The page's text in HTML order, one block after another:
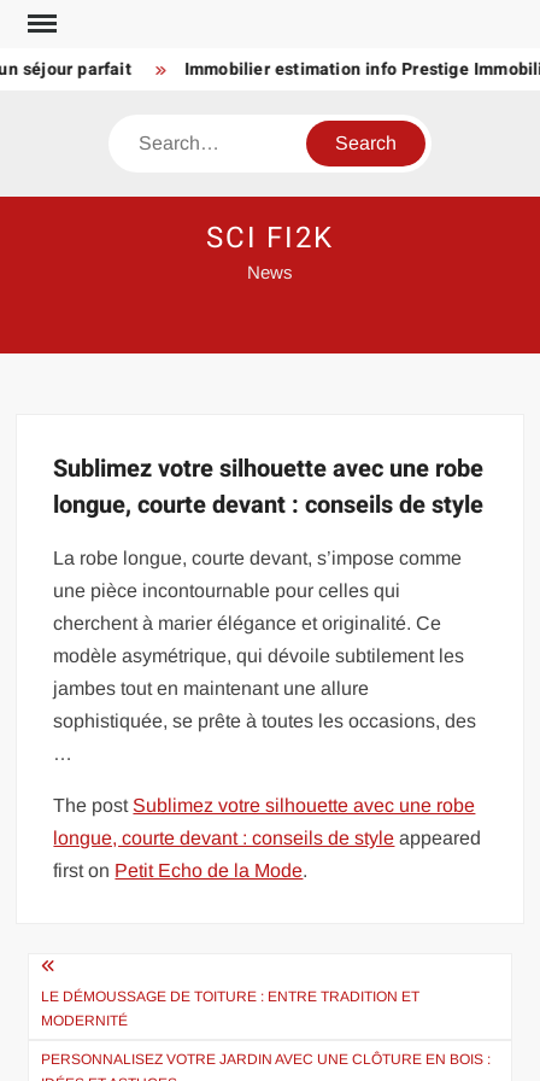
Skip
content
séjour parfait Immobilier estimation info Prestige
Search
SCI FI2K
News
Sublimez votre silhouette avec une robe
longue, courte devant : conseils de style
La robe longue, courte devant, s’impose comme
une pièce incontournable pour celles qui
cherchent à marier élégance et originalité. Ce
modèle asymétrique, qui dévoile subtilement les
jambes tout en maintenant une allure
sophistiquée, se prête à toutes les occasions, des
…
The post Sublimez votre silhouette avec une robe
longue, courte devant : conseils de style appeared
first on Petit Echo de la Mode.
Navigation
de
l’article
LE DÉMOUSSAGE DE TOITURE : ENTRE TRADITION ET
MODERNITÉ
PERSONNALISEZ VOTRE JARDIN AVEC UNE CLÔTURE EN BOIS :